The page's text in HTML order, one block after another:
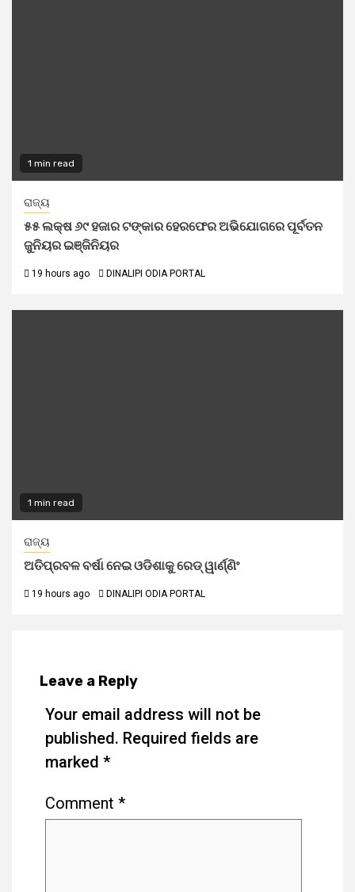
1 min read
ରାଜ୍ୟ
୫୫ ଲକ୍ଷ ୬୯ ହଜାର ଟଙ୍କାର ହେରଫେର ଅଭିଯୋଗରେ ପୂର୍ବତନ
ଜୁନିୟର ଇଞ୍ଜିନିୟର
19 hours ago DINALIPI ODIA PORTAL
1 min read
ରାଜ୍ୟ
ଅତିପ୍ରବଳ ବର୍ଷା ନେଇ ଓଡିଶାକୁ ରେଡ୍ ୱାର୍ଣ୍ଣିଂ
19 hours ago DINALIPI ODIA PORTAL
Leave a Reply
Your email address will not be
published. Required fields are
marked *
Comment *